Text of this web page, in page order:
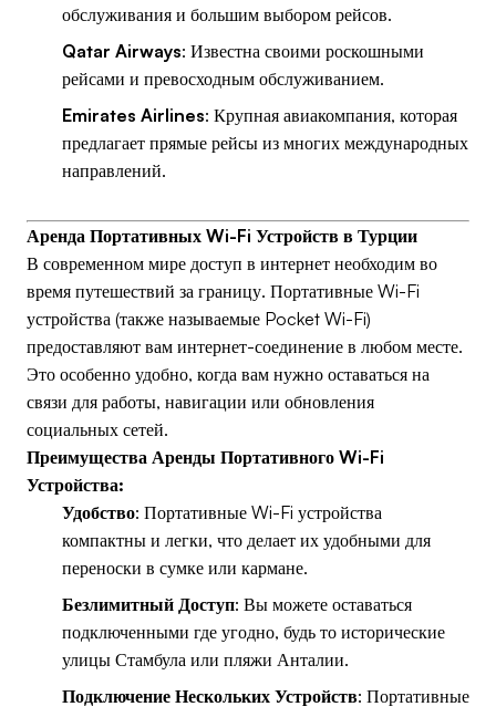
обслуживания и большим выбором рейсов.
Qatar Airways: Известна своими роскошными
рейсами и превосходным обслуживанием.
Emirates Airlines: Крупная авиакомпания, которая
предлагает прямые рейсы из многих международных
направлений.
Аренда Портативных Wi-Fi Устройств в Турции
В современном мире доступ в интернет необходим во
время путешествий за границу. Портативные Wi-Fi
устройства (также называемые Pocket Wi-Fi)
предоставляют вам интернет-соединение в любом месте.
Это особенно удобно, когда вам нужно оставаться на
связи для работы, навигации или обновления
социальных сетей.
Преимущества Аренды Портативного Wi-Fi
Устройства:
Удобство: Портативные Wi-Fi устройства
компактны и легки, что делает их удобными для
переноски в сумке или кармане.
Безлимитный Доступ: Вы можете оставаться
подключенными где угодно, будь то исторические
улицы Стамбула или пляжи Анталии.
Подключение Нескольких Устройств: Портативные